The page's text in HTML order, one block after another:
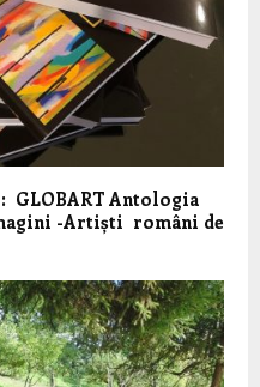
GLOBART Antologia
-Artiști români de